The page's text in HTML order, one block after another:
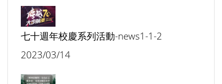
七十週年校慶系列活動-news1-1-2
2023/03/14